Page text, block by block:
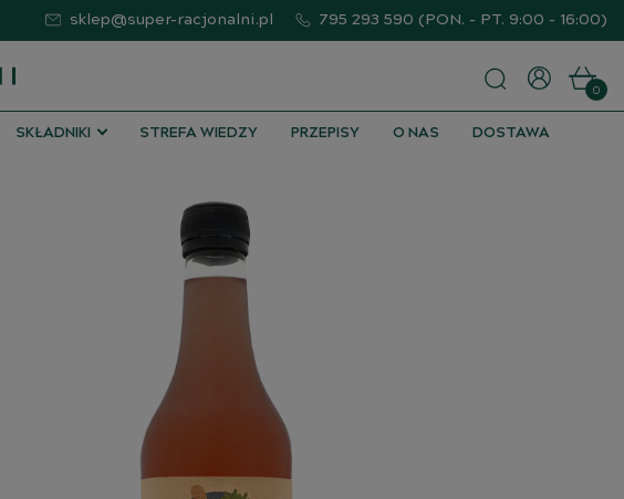
sklep@super-racjonalni.pl 795 293 590 (PON. - PT. 9:00 - 16:00)
0
SKŁADNIKI STREFA WIEDZY PRZEPISY O NAS DOSTAWA